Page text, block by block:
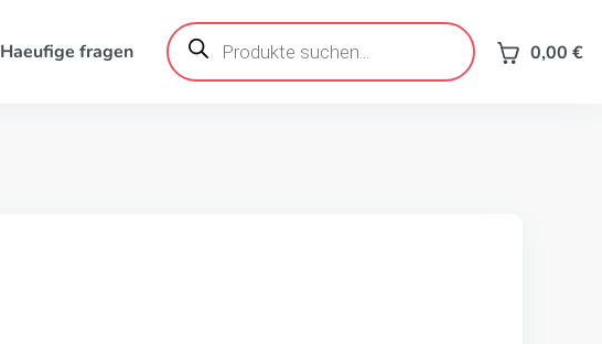
Haeufige fragen
Products
search 0,00 €